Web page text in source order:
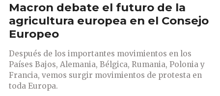
Macron debate el futuro de la
agricultura europea en el Consejo
Europeo
Después de los importantes movimientos en los
Países Bajos, Alemania, Bélgica, Rumania, Polonia y
Francia, vemos surgir movimientos de protesta en
toda Europa.